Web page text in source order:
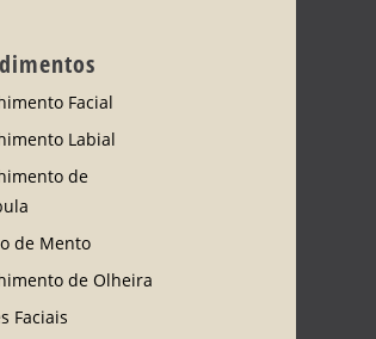
Facial
Labial
de
de Mento
de Olheira
Faciais